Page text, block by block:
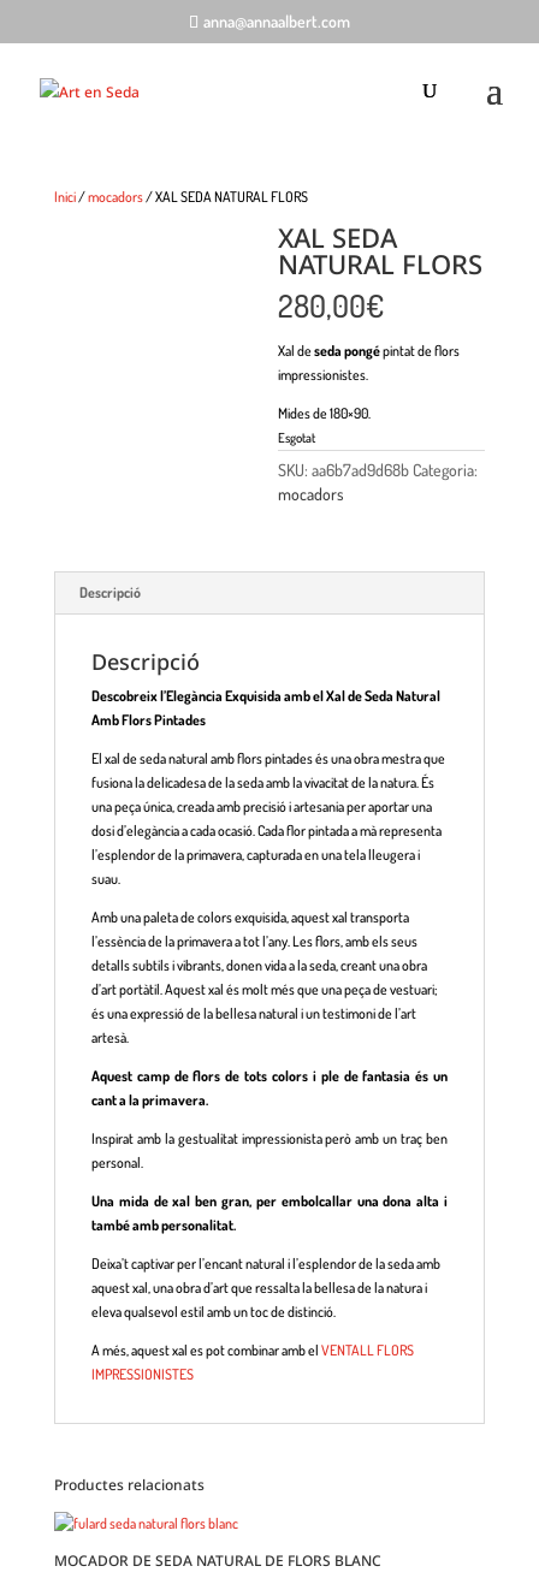
anna@annaalbert.com
Inici/mocadors/ XAL SEDA NATURAL FLORS
XAL SEDA
NATURAL FLORS
280,00€
Xal deseda pongépintat de flors
impressionistes.
Mides de 180×90.
Esgotat
SKU:aa6b7ad9d68b Categoria:
mocadors
Descripció
Descripció
Descobreix l’Elegància Exquisida amb el Xal de Seda Natural
Amb Flors Pintades
El xal de seda natural amb flors pintades és una obra mestra que
fusiona la delicadesa de la seda amb la vivacitat de la natura. És
una peça única, creada amb precisió i artesania per aportar una
dosi d’elegància a cada ocasió. Cada flor pintada a mà representa
l’esplendor de la primavera, capturada en una tela lleugera i
suau.
Amb una paleta de colors exquisida, aquest xal transporta
l’essència de la primavera a tot l’any. Les flors, amb els seus
detalls subtils i vibrants, donen vida a la seda, creant una obra
d’art portàtil. Aquest xal és molt més que una peça de vestuari;
és una expressió de la bellesa natural i un testimoni de l’art
artesà.
Aquest camp de flors de tots colors i ple de fantasia és un
cant a la primavera.
Inspirat amb la gestualitat impressionista però amb un traç ben
personal.
Una mida de xal ben gran, per embolcallar una dona alta i
també amb personalitat.
Deixa’t captivar per l’encant natural i l’esplendor de la seda amb
aquest xal, una obra d’art que ressalta la bellesa de la natura i
eleva qualsevol estil amb un toc de distinció.
A més, aquest xal es pot combinar amb el VENTALL FLORS
IMPRESSIONISTES
Productes relacionats
MOCADOR DE SEDA NATURAL DE FLORS BLANC